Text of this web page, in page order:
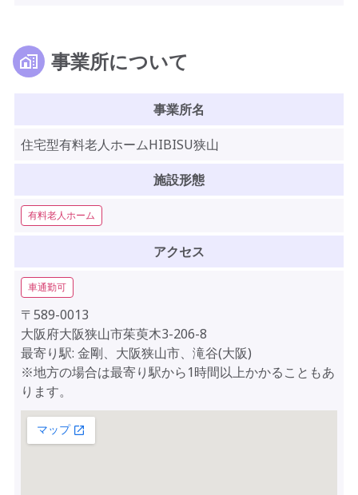
事業所について
事業所名
住宅型有料老人ホームHIBISU狭山
施設形態
有料老人ホーム
アクセス
車通勤可
〒589-0013
大阪府大阪狭山市茱萸木3-206-8
最寄り駅: 金剛、大阪狭山市、滝谷(大阪)
※地方の場合は最寄り駅から1時間以上かかることもあ
ります。